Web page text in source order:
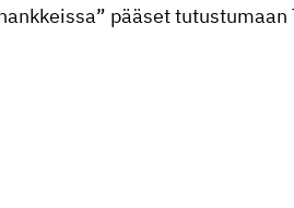
pääset tutustumaan